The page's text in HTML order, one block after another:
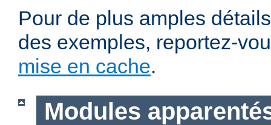
Pour de plus amples
des exemples, reportez-
mise en cache.
Modules